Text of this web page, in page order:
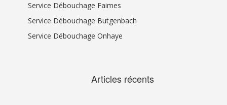
Service Débouchage Faimes
Service Débouchage Butgenbach
Service Débouchage Onhaye
Articles récents